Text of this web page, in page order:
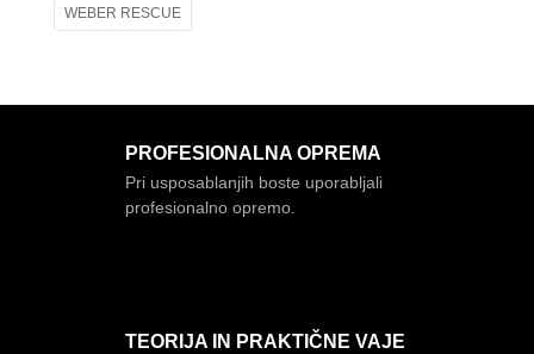
WEBER RESCUE
PROFESIONALNA OPREMA
Pri usposablanjih boste uporabljali
profesionalno opremo.
TEORIJA IN PRAKTIČNE VAJE